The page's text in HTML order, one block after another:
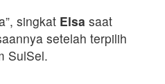
singkat Elsa saat
setelah terpilih
SulSel.